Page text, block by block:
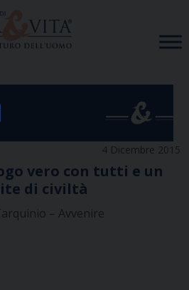
4 Dicembre 2015
vero con tutti e un
di civiltà
– Avvenire